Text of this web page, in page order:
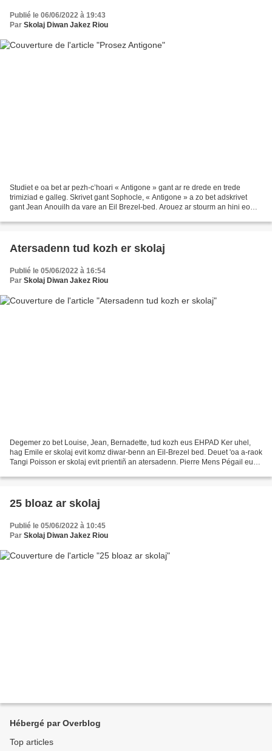
Publié le 06/06/2022 à 19:43
Par Skolaj Diwan Jakez Riou
Studiet e oa bet ar pezh-c’hoari « Antigone » gant ar re drede en trede
trimiziad e galleg. Skrivet gant Sophocle, « Antigone » a zo bet adskrivet
gant Jean Anouilh da vare an Eil Brezel-bed. Arouez ar stourm an hini eo
Atersadenn tud kozh er skolaj
Publié le 05/06/2022 à 16:54
Par Skolaj Diwan Jakez Riou
Degemer zo bet Louise, Jean, Bernadette, tud kozh eus EHPAD Ker uhel,
hag Emile er skolaj evit komz diwar-benn an Eil-Brezel bed. Deuet 'oa a-raok
Tangi Poisson er skolaj evit prientiñ an atersadenn. Pierre Mens Pégail eus
25 bloaz ar skolaj
Publié le 05/06/2022 à 10:45
Par Skolaj Diwan Jakez Riou
Hébergé par Overblog
Top articles